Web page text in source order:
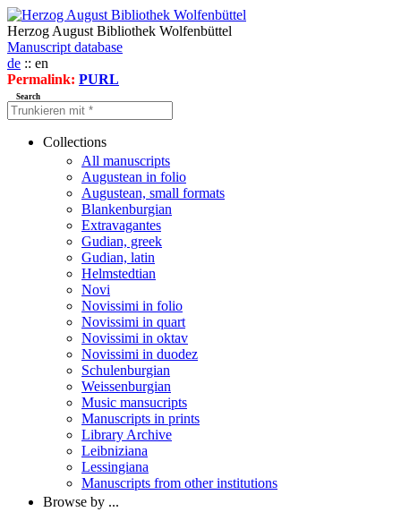
Herzog August Bibliothek Wolfenbüttel
Manuscript database
de :: en
Permalink: PURL
Search
Collections
All manuscripts
Augustean in folio
Augustean, small formats
Blankenburgian
Extravagantes
Gudian, greek
Gudian, latin
Helmstedtian
Novi
Novissimi in folio
Novissimi in quart
Novissimi in oktav
Novissimi in duodez
Schulenburgian
Weissenburgian
Music mansucripts
Manuscripts in prints
Library Archive
Leibniziana
Lessingiana
Manuscripts from other institutions
Browse by ...